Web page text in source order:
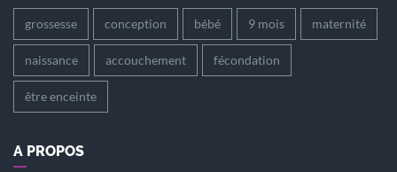
grossesse conception bébé 9 mois maternité
naissance accouchement fécondation
être enceinte
A PROPOS